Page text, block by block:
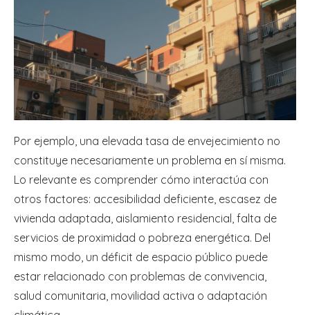
Por ejemplo, una elevada tasa de envejecimiento no
constituye necesariamente un problema en sí misma.
Lo relevante es comprender cómo interactúa con
otros factores: accesibilidad deficiente, escasez de
vivienda adaptada, aislamiento residencial, falta de
servicios de proximidad o pobreza energética. Del
mismo modo, un déficit de espacio público puede
estar relacionado con problemas de convivencia,
salud comunitaria, movilidad activa o adaptación